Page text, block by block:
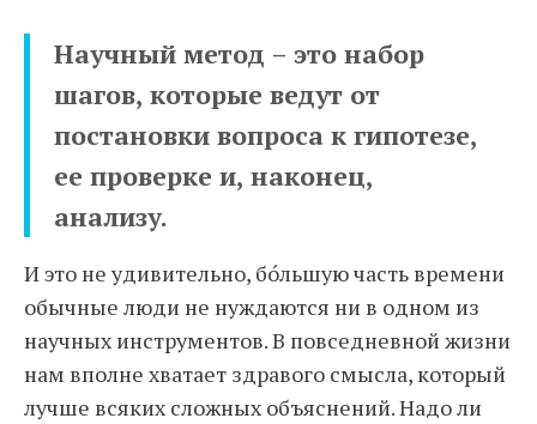
Научный метод – это набор
шагов, которые ведут от
постановки вопроса к гипотезе,
ее проверке и, наконец,
анализу.
И это не удивительно, бо́льшую часть времени
обычные люди не нуждаются ни в одном из
научных инструментов. В повседневной жизни
нам вполне хватает здравого смысла, который
лучше всяких сложных объяснений. Надо ли